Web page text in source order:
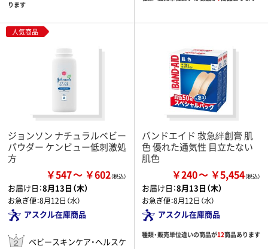
ります
人気商品
ジョンソン ナチュラルベビー
パウダー ケンビュー低刺激処
方
￥547 ￥602
お届け日：8月13日（木）
お急ぎ便：8月12日（水）
アスクル在庫商品
ベビースキンケア・ヘルスケ
バンドエイド 救急絆創膏 肌
色 優れた通気性 目立たない
肌色
￥240 ￥5,454
お届け日：8月13日（木）
お急ぎ便：8月12日（水）
アスクル在庫商品
種類・販売単位違いの商品が12商品あります